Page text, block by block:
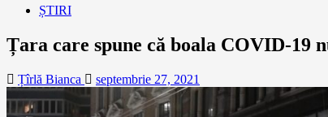
ȘTIRI
Țara care spune că boala COVID-19
Țîrlă Bianca septembrie 27, 2021